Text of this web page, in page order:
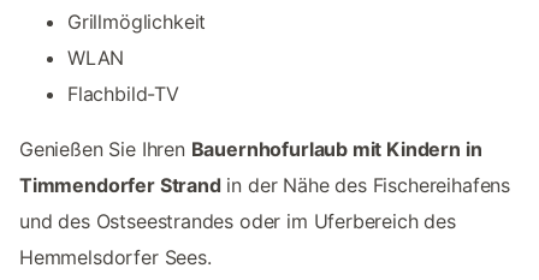
Grillmöglichkeit
WLAN
Flachbild-TV
Genießen Sie Ihren Bauernhofurlaub mit Kindern in
Timmendorfer Strandin der Nähe des Fischereihafens
und des Ostseestrandes oder im Uferbereich des
Hemmelsdorfer Sees.